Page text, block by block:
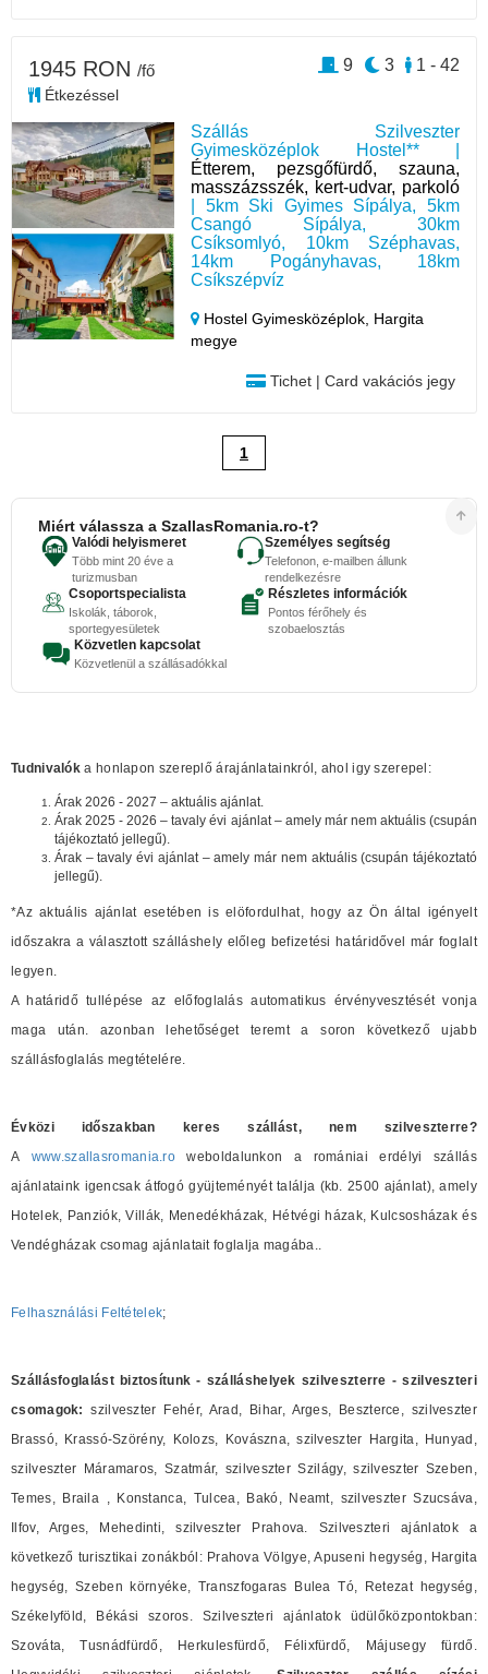
Szállás Szilveszter
Gyimesközéplok Hostel** |
Étterem, pezsgőfürdő, szauna,
masszázsszék, kert-udvar, parkoló
| 5km Ski Gyimes Sípálya, 5km
Csangó Sípálya, 30km
Csíksomlyó, 10km Széphavas,
14km Pogányhavas, 18km
Csíkszépvíz
Hostel Gyimesközéplok, Hargita
megye
Tichet | Card vakációs jegy
1945 RON /fő
Étkezéssel
1 - 42
3
9
1
Miért válassza a SzallasRomania.ro-t?
Valódi helyismeret
Több mint 20 éve a
turizmusban
Személyes segítség
Telefonon, e-mailben állunk
rendelkezésre
Csoportspecialista
Iskolák, táborok,
sportegyesületek
Részletes információk
Pontos férőhely és
szobaelosztás
Közvetlen kapcsolat
Közvetlenül a szállásadókkal
Tudnivalók a honlapon szereplő árajánlatainkról, ahol igy szerepel:
Árak 2026 - 2027 – aktuális ajánlat.
Árak 2025 - 2026 – tavaly évi ajánlat – amely már nem aktuális (csupán
tájékoztató jellegű).
Árak – tavaly évi ajánlat – amely már nem aktuális (csupán tájékoztató
jellegű).
*Az aktuális ajánlat esetében is elöfordulhat, hogy az Ön által igényelt
időszakra a választott szálláshely előleg befizetési határidővel már foglalt
legyen.
A határidő tullépése az előfoglalás automatikus érvényvesztését vonja
maga után. azonban lehetőséget teremt a soron következő ujabb
szállásfoglalás megtételére.
Évközi időszakban keres szállást, nem szilveszterre?
A www.szallasromania.ro weboldalunkon a romániai erdélyi szállás
ajánlataink igencsak átfogó gyüjteményét találja (kb. 2500 ajánlat), amely
Hotelek, Panziók, Villák, Menedékházak, Hétvégi házak, Kulcsosházak és
Vendégházak csomag ajánlatait foglalja magába..
Felhasználási Feltételek;
Szállásfoglalást biztosítunk - szálláshelyek szilveszterre - szilveszteri
csomagok: szilveszter Fehér, Arad, Bihar, Arges, Beszterce, szilveszter
Brassó, Krassó-Szörény, Kolozs, Kovászna, szilveszter Hargita, Hunyad,
szilveszter Máramaros, Szatmár, szilveszter Szilágy, szilveszter Szeben,
Temes, Braila , Konstanca, Tulcea, Bakó, Neamt, szilveszter Szucsáva,
Ilfov, Arges, Mehedinti, szilveszter Prahova. Szilveszteri ajánlatok a
következő turisztikai zonákból: Prahova Völgye, Apuseni hegység, Hargita
hegység, Szeben környéke, Transzfogaras Bulea Tó, Retezat hegység,
Székelyföld, Békási szoros. Szilveszteri ajánlatok üdülőközpontokban:
Szováta, Tusnádfürdő, Herkulesfürdő, Félixfürdő, Májusegy fürdő.